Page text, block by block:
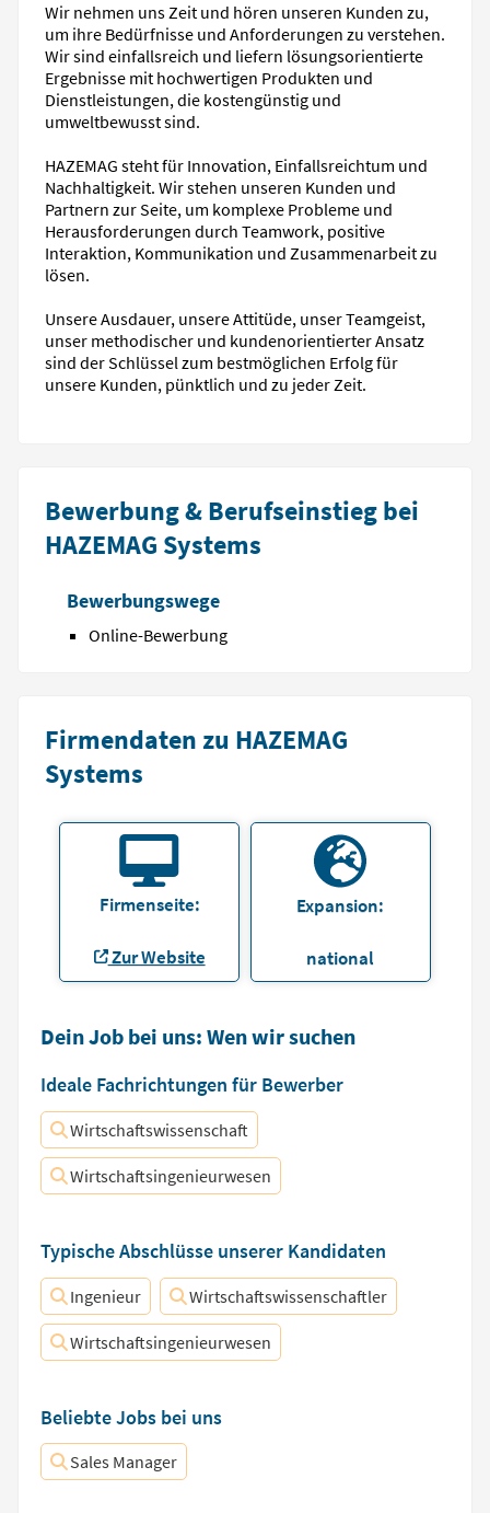
Wir nehmen uns Zeit und hören unseren Kunden zu,
um ihre Bedürfnisse und Anforderungen zu verstehen.
Wir sind einfallsreich und liefern lösungsorientierte
Ergebnisse mit hochwertigen Produkten und
Dienstleistungen, die kostengünstig und
umweltbewusst sind.
HAZEMAG steht für Innovation, Einfallsreichtum und
Nachhaltigkeit. Wir stehen unseren Kunden und
Partnern zur Seite, um komplexe Probleme und
Herausforderungen durch Teamwork, positive
Interaktion, Kommunikation und Zusammenarbeit zu
lösen.
Unsere Ausdauer, unsere Attitüde, unser Teamgeist,
unser methodischer und kundenorientierter Ansatz
sind der Schlüssel zum bestmöglichen Erfolg für
unsere Kunden, pünktlich und zu jeder Zeit.
Bewerbung & Berufseinstieg bei
HAZEMAG Systems
Bewerbungswege
Online-Bewerbung
Firmendaten zu HAZEMAG
Systems
Firmenseite:
Zur Website
Expansion:
national
Dein Job bei uns: Wen wir suchen
Ideale Fachrichtungen für Bewerber
Wirtschaftswissenschaft
Wirtschaftsingenieurwesen
Typische Abschlüsse unserer Kandidaten
Ingenieur Wirtschaftswissenschaftler
Wirtschaftsingenieurwesen
Beliebte Jobs bei uns
Sales Manager